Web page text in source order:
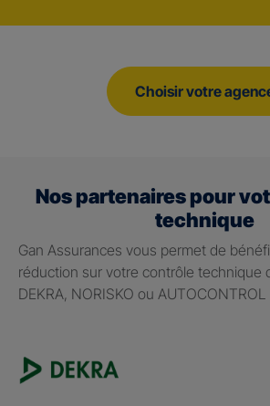
Choisir votre
Nos partenaires pour
technique
Gan Assurances vous permet de
réduction sur votre contrôle technique
DEKRA, NORISKO ou AUTOCONTROL